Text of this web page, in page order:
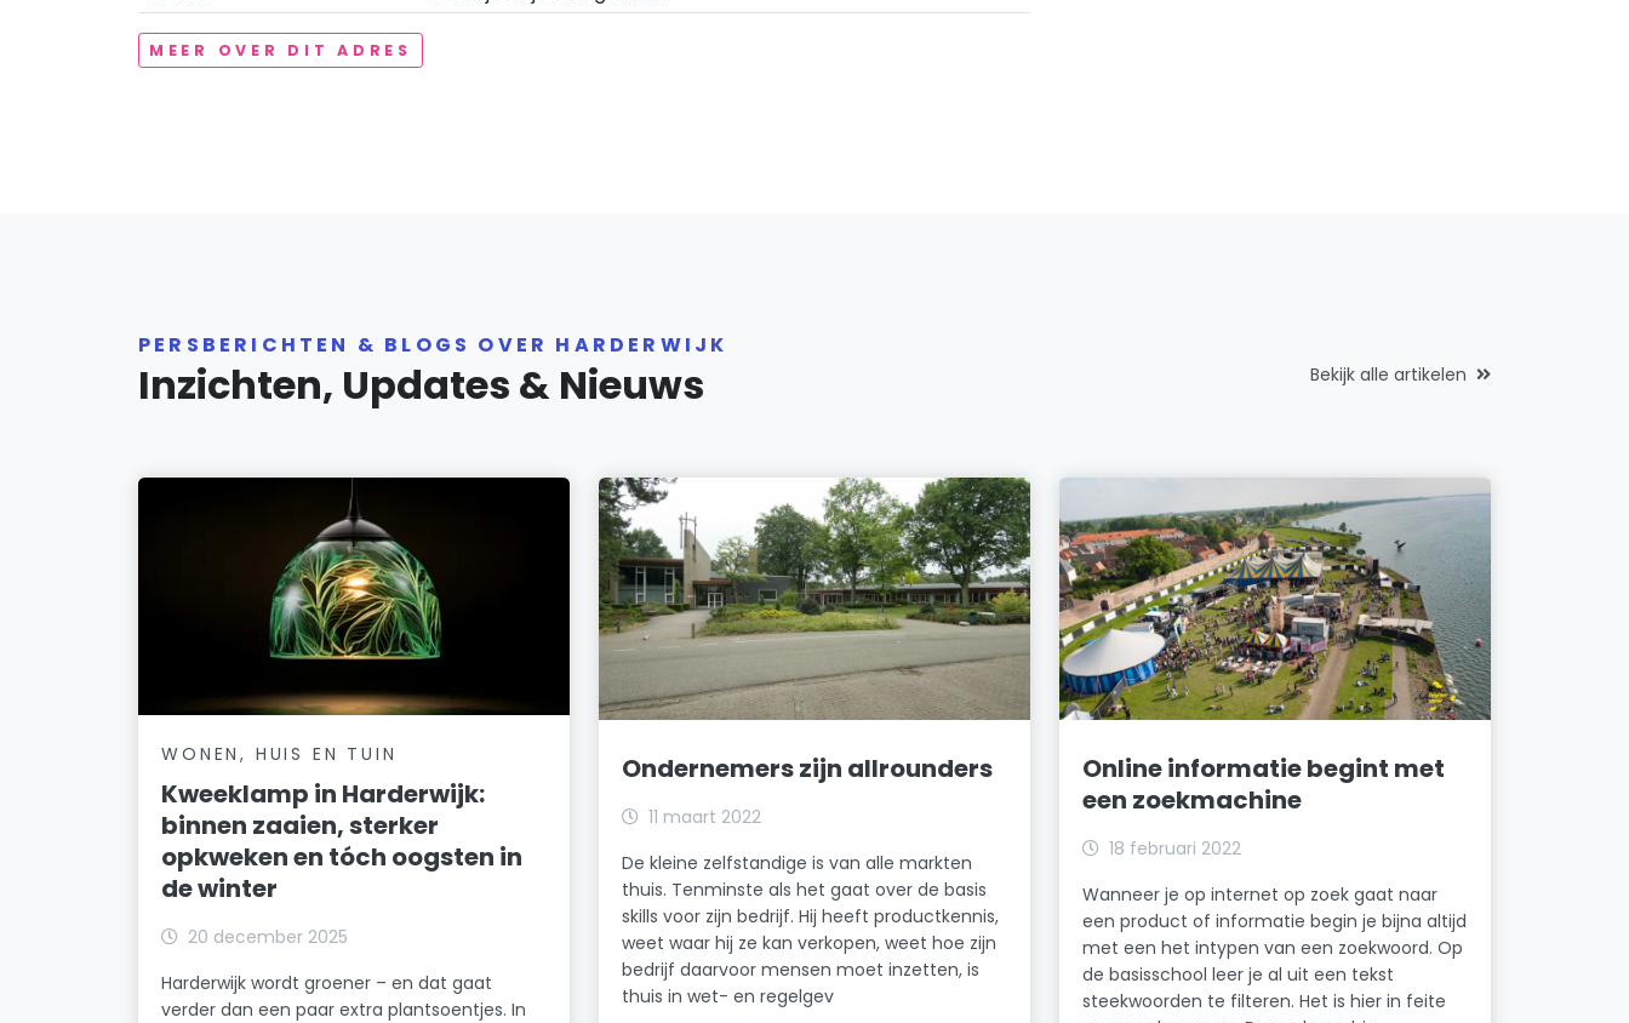
MEER OVER DIT ADRES
PERSBERICHTEN & BLOGS OVER HARDERWIJK
Inzichten, Updates & Nieuws Bekijk alle artikelen
WONEN, HUIS EN TUIN
Kweeklamp in Harderwijk:
binnen zaaien, sterker
opkweken en tóch oogsten in
de winter
20 december 2025
Harderwijk wordt groener – en dat gaat
verder dan een paar extra plantsoentjes. In
Ondernemers zijn allrounders
11 maart 2022
De kleine zelfstandige is van alle markten
thuis. Tenminste als het gaat over de basis
skills voor zijn bedrijf. Hij heeft productkennis,
weet waar hij ze kan verkopen, weet hoe zijn
bedrijf daarvoor mensen moet inzetten, is
thuis in wet- en regelgev
Online informatie begint met
een zoekmachine
18 februari 2022
Wanneer je op internet op zoek gaat naar
een product of informatie begin je bijna altijd
met een het intypen van een zoekwoord. Op
de basisschool leer je al uit een tekst
steekwoorden te filteren. Het is hier in feite